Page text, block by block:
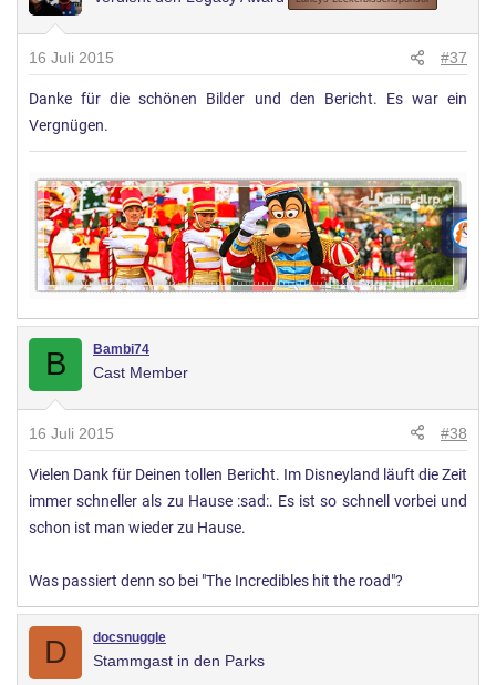
16 Juli 2015 #37
Danke für die schönen Bilder und den Bericht. Es war ein
Vergnügen.
B Bambi74
Cast Member
16 Juli 2015 #38
Vielen Dank für Deinen tollen Bericht. Im Disneyland läuft die Zeit
immer schneller als zu Hause :sad:. Es ist so schnell vorbei und
schon ist man wieder zu Hause.
Was passiert denn so bei "The Incredibles hit the road"?
D docsnuggle
Stammgast in den Parks